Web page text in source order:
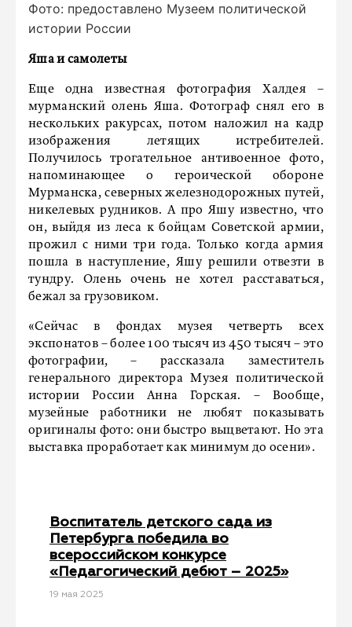
Фото: предоставлено Музеем политической
истории России
Яша и самолеты
Еще одна известная фотография Халдея –
мурманский олень Яша. Фотограф снял его в
нескольких ракурсах, потом наложил на кадр
изображения летящих истребителей.
Получилось трогательное антивоенное фото,
напоминающее о героической обороне
Мурманска, северных железнодорожных путей,
никелевых рудников. А про Яшу известно, что
он, выйдя из леса к бойцам Советской армии,
прожил с ними три года. Только когда армия
пошла в наступление, Яшу решили отвезти в
тундру. Олень очень не хотел расставаться,
бежал за грузовиком.
«Сейчас в фондах музея четверть всех
экспонатов – более 100 тысяч из 450 тысяч – это
фотографии, – рассказала заместитель
генерального директора Музея политической
истории России Анна Горская. – Вообще,
музейные работники не любят показывать
оригиналы фото: они быстро выцветают. Но эта
выставка проработает как минимум до осени».
Воспитатель детского сада из
Петербурга победила во
всероссийском конкурсе
«Педагогический дебют – 2025»
19 мая 2025